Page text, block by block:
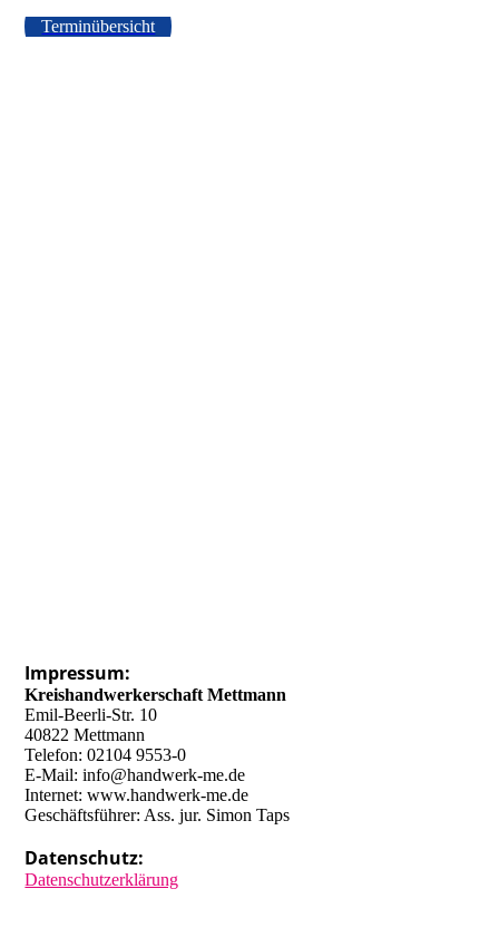
Terminübersicht
Impressum:
Kreishandwerkerschaft Mettmann
Emil-Beerli-Str. 10
40822 Mettmann
Telefon: 02104 9553-0
E-Mail: info@handwerk-me.de
Internet: www.handwerk-me.de
Geschäftsführer: Ass. jur. Simon Taps
Datenschutz:
Datenschutzerklärung